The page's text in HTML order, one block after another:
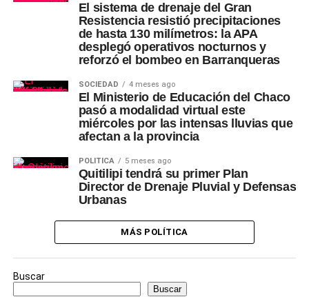
El sistema de drenaje del Gran
Resistencia resistió precipitaciones
de hasta 130 milímetros: la APA
desplegó operativos nocturnos y
reforzó el bombeo en Barranqueras
SOCIEDAD 4 meses ago
El Ministerio de Educación del Chaco
pasó a modalidad virtual este
miércoles por las intensas lluvias que
afectan a la provincia
POLÍTICA 5 meses ago
Quitilipi tendrá su primer Plan
Director de Drenaje Pluvial y Defensas
Urbanas
MÁS POLÍTICA
Buscar
Buscar